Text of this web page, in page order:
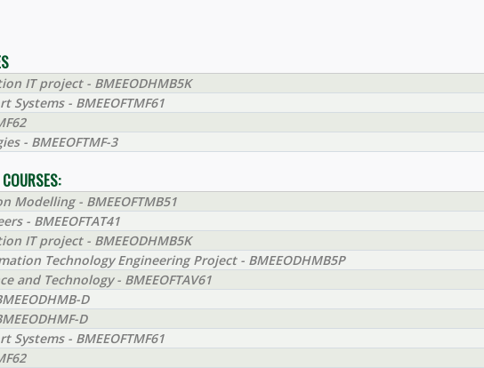
IT project - BMEEODHMB5K
- BMEEOFTMF61
- BMEEOFTMF-3
Modelling - BMEEOFTMB51
- BMEEOFTAT41
IT project - BMEEODHMB5K
Technology Engineering Project - BMEEODHMB5P
and Technology - BMEEOFTAV61
D
D
- BMEEOFTMF61